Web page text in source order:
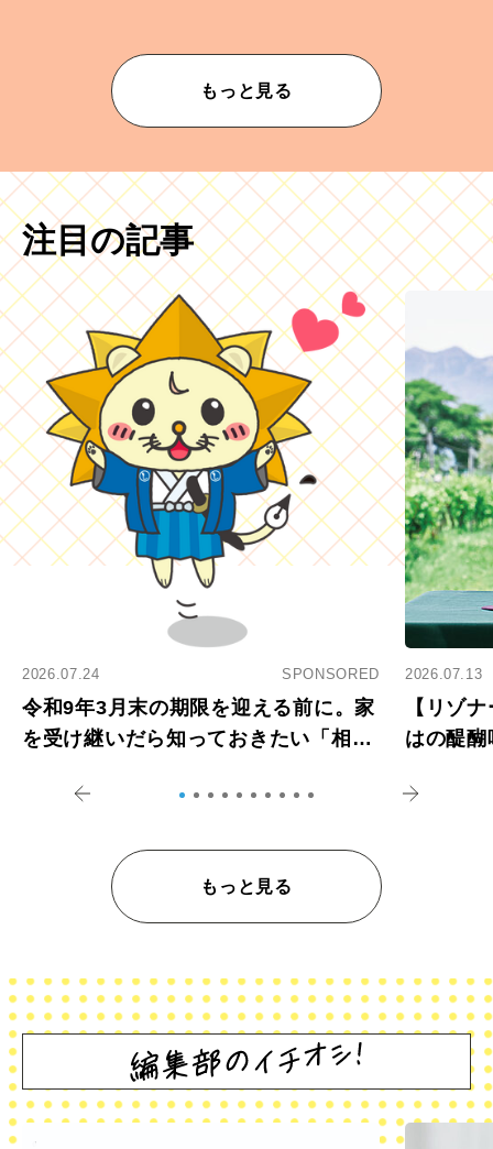
もっと見る
注目の記事
2026.07.24 SPONSORED
令和9年3月末の期限を迎える前に。家
を受け継いだら知っておきたい「相続
2026.07.13
【リゾ
はの醍
もっと見る